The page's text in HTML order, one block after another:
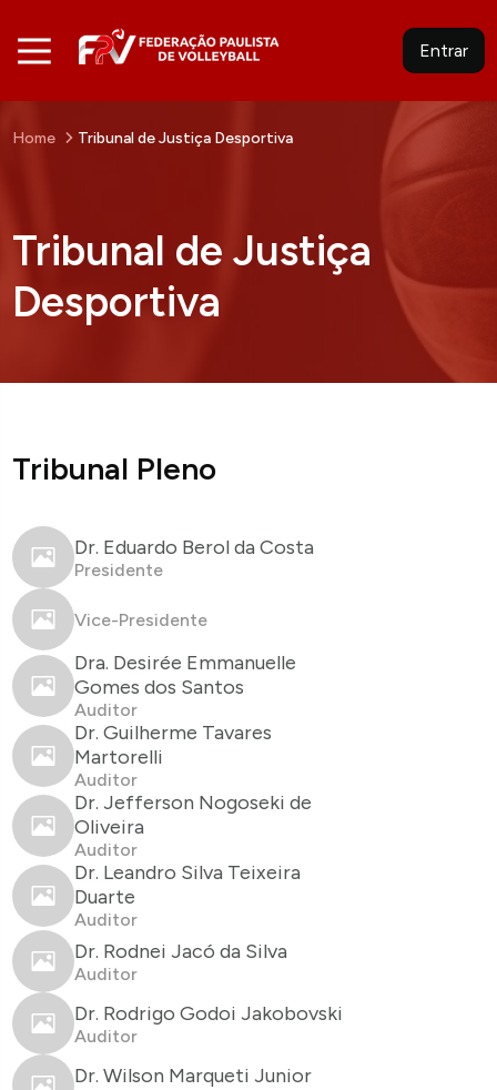
Entrar
Home Tribunal de Justiça Desportiva
Tribunal de Justiça
Desportiva
Tribunal Pleno
Dr. Eduardo Berol da Costa
Presidente
Vice-Presidente
Dra. Desirée Emmanuelle
Gomes dos Santos
Auditor
Dr. Guilherme Tavares
Martorelli
Auditor
Dr. Jefferson Nogoseki de
Oliveira
Auditor
Dr. Leandro Silva Teixeira
Duarte
Auditor
Dr. Rodnei Jacó da Silva
Auditor
Dr. Rodrigo Godoi Jakobovski
Auditor
Dr. Wilson Marqueti Junior